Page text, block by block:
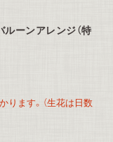
ルーンアレンジ（特
ります。（生花は日数